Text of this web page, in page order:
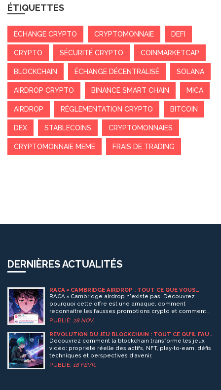
ÉTIQUETTES
ÉCHANGE CRYPTO CRYPTOMONNAIE DEFI
CRYPTO SÉCURITÉ CRYPTO COINMARKETCAP
BLOCKCHAIN ÉCHANGE DÉCENTRALISÉ SOLANA
AIRDROP CRYPTO BINANCE SMART CHAIN MICA
AIRDROP RÉGLEMENTATION CRYPTO BITCOIN
DEX STABLECOINS CRYPTOMONNAIES
CRYPTOMONNAIE MEME FRAIS DE TRADING
DERNIÈRES ACTUALITÉS
RACA × CAMBRIDGE AIRDROP : TOUT CE QUE VOUS
DEVEZ SAVOIR EN 2025
RACA × Cambridge airdrop n'existe pas. Découvrez
pourquoi cette offre est une arnaque, comment
reconnaître les fausses promotions crypto et comment
participer à de vrais airdrops en 2025.
PUBLIÉ: 28 NOV.
RÉVOLUTION DU JEU BLOCKCHAIN : TOUT CE QU’IL FAUT
SAVOIR
Découvrez comment la blockchain transforme les jeux
vidéo: propriété réelle des actifs, NFT, play‑to‑earn, défis
techniques et perspectives d’avenir.
PUBLIÉ: 18 FÉVR.